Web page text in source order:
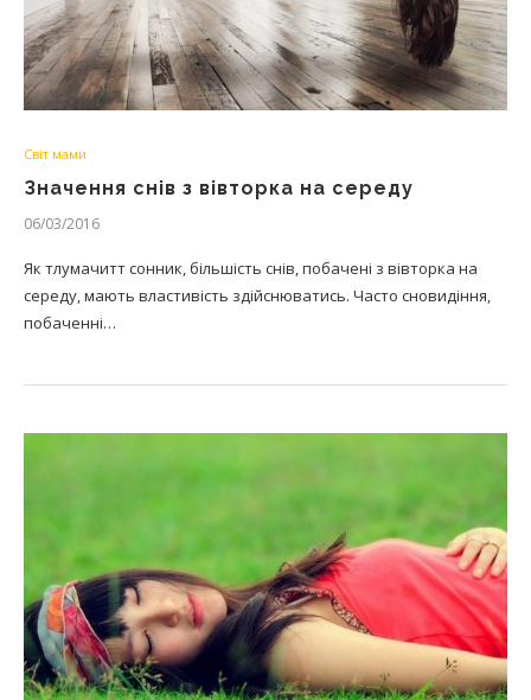
Світ мами
Значення снів з вівторка на середу
06/03/2016
Як тлумачитт сонник, більшість снів, побачені з вівторка на
середу, мають властивість здійснюватись. Часто сновидіння,
побаченні…